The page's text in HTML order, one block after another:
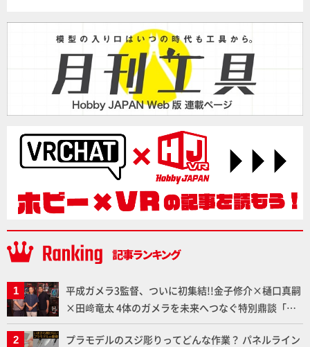
平成ガメラ3監督、ついに初集結!!金子修介×樋口真嗣
×田﨑竜太 4体のガメラを未来へつなぐ特別鼎談「ガ
メラ永久保存化プロジェクト FINAL」
プラモデルのスジ彫りってどんな作業？ パネルライン